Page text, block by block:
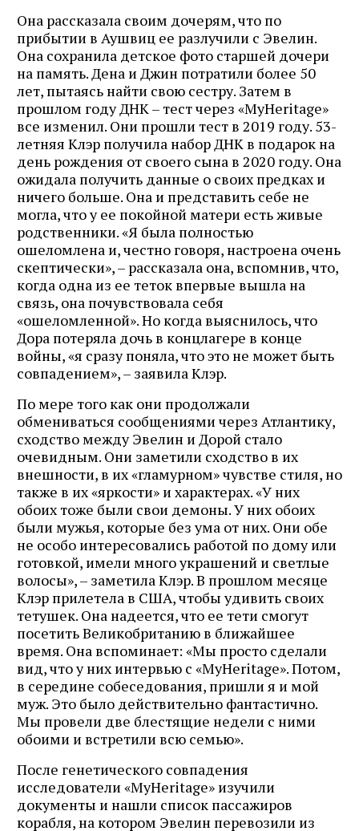
Она рассказала своим дочерям, что по
прибытии в Аушвиц ее разлучили с Эвелин.
Она сохранила детское фото старшей дочери
на память. Дена и Джин потратили более 50
лет, пытаясь найти свою сестру. Затем в
прошлом году ДНК – тест через «MyHeritage»
все изменил. Они прошли тест в 2019 году. 53-
летняя Клэр получила набор ДНК в подарок на
день рождения от своего сына в 2020 году. Она
ожидала получить данные о своих предках и
ничего больше. Она и представить себе не
могла, что у ее покойной матери есть живые
родственники. «Я была полностью
ошеломлена и, честно говоря, настроена очень
скептически», – рассказала она, вспомнив, что,
когда одна из ее теток впервые вышла на
связь, она почувствовала себя
«ошеломленной». Но когда выяснилось, что
Дора потеряла дочь в концлагере в конце
войны, «я сразу поняла, что это не может быть
совпадением», – заявила Клэр.
По мере того как они продолжали
обмениваться сообщениями через Атлантику,
сходство между Эвелин и Дорой стало
очевидным. Они заметили сходство в их
внешности, в их «гламурном» чувстве стиля, но
также в их «яркости» и характерах. «У них
обоих тоже были свои демоны. У них обоих
были мужья, которые без ума от них. Они обе
не особо интересовались работой по дому или
готовкой, имели много украшений и светлые
волосы», – заметила Клэр. В прошлом месяце
Клэр прилетела в США, чтобы удивить своих
тетушек. Она надеется, что ее тети смогут
посетить Великобританию в ближайшее
время. Она вспоминает: «Мы просто сделали
вид, что у них интервью с «MyHeritage». Потом,
в середине собеседования, пришли я и мой
муж. Это было действительно фантастично.
Мы провели две блестящие недели с ними
обоими и встретили всю семью».
После генетического совпадения
исследователи «MyHeritage» изучили
документы и нашли список пассажиров
корабля, на котором Эвелин перевозили из